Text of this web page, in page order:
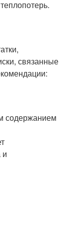
связанные
содержанием
и